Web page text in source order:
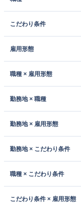
こだわり条件
雇用形態
職種 × 雇用形態
勤務地 × 職種
勤務地 × 雇用形態
勤務地 × こだわり条件
職種 × こだわり条件
こだわり条件 × 雇用形態